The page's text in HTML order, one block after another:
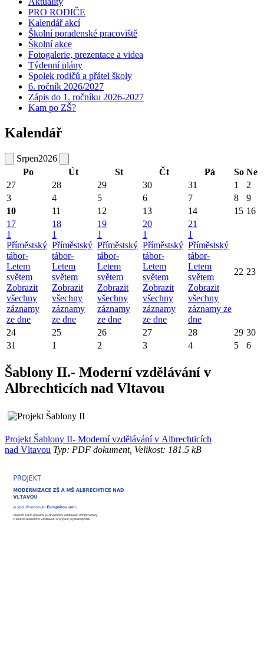
PRO RODIČE
Kalendář akcí
Školní poradenské pracoviště
Školní akce
Fotogalerie, prezentace a videa
Týdenní plány
Spolek rodičů a přátel školy
6. ročník 2026/2027
Zápis do 1. ročníku 2026-2027
Kam po ZŠ?
Kalendář
Srpen2026
Po
Út St Čt Pá So Ne
27
28 29 30 31 1
2
3
4 5 6 7 8
9
10
11 12 13 14 15 16
17
1
Příměstský
tábor-
Letem
světem
Zobrazit
všechny
záznamy
ze dne
18
1
Příměstský
tábor-
Letem
světem
Zobrazit
všechny
záznamy
ze dne
19
1
Příměstský
tábor-
Letem
světem
Zobrazit
všechny
záznamy
ze dne
20
1
Příměstský
tábor-
Letem
světem
Zobrazit
všechny
záznamy
ze dne
21
1
Příměstský
tábor-
Letem
světem
Zobrazit
všechny
záznamy ze
dne
22 23
24 25 26 27 28 29 30
31
1 2 3 4 5 6
Šablony II.- Moderní vzdělávání v
Albrechticích nad Vltavou
Projekt Šablony II- Moderní vzdělávání v Albrechticích
nad Vltavou Typ: PDF dokument, Velikost: 181.5 kB